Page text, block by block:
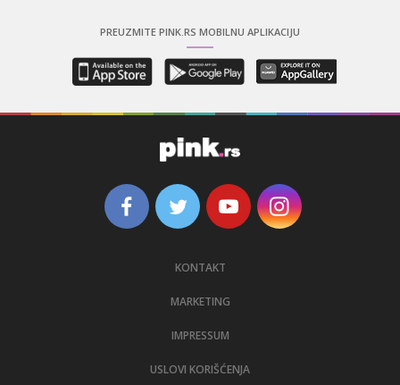
PREUZMITE PINK.RS MOBILNU APLIKACIJU
KONTAKT
MARKETING
IMPRESSUM
USLOVI KORIŠĆENJA